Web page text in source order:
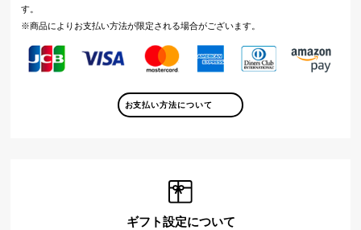
す。
※商品によりお支払い方法が限定される場合がございます。
お支払い方法について
ギフト設定について